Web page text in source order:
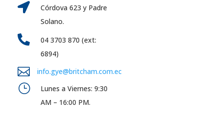

Córdova 623 y Padre
Solano.

04 3703 870 (ext:
6894)
 info.gye@britcham.com.ec
}
Lunes a Viernes: 9:30
AM – 16:00 PM.